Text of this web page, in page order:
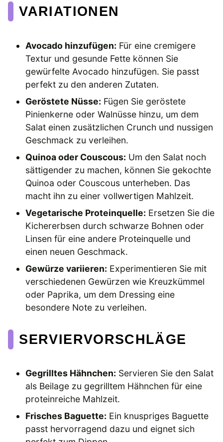
VARIATIONEN
Avocado hinzufügen: Für eine cremigere
Textur und gesunde Fette können Sie
gewürfelte Avocado hinzufügen. Sie passt
perfekt zu den anderen Zutaten.
Geröstete Nüsse: Fügen Sie geröstete
Pinienkerne oder Walnüsse hinzu, um dem
Salat einen zusätzlichen Crunch und nussigen
Geschmack zu verleihen.
Quinoa oder Couscous: Um den Salat noch
sättigender zu machen, können Sie gekochte
Quinoa oder Couscous unterheben. Das
macht ihn zu einer vollwertigen Mahlzeit.
Vegetarische Proteinquelle: Ersetzen Sie die
Kichererbsen durch schwarze Bohnen oder
Linsen für eine andere Proteinquelle und
einen neuen Geschmack.
Gewürze variieren: Experimentieren Sie mit
verschiedenen Gewürzen wie Kreuzkümmel
oder Paprika, um dem Dressing eine
besondere Note zu verleihen.
SERVIERVORSCHLÄGE
Gegrilltes Hähnchen: Servieren Sie den Salat
als Beilage zu gegrilltem Hähnchen für eine
proteinreiche Mahlzeit.
Frisches Baguette: Ein knuspriges Baguette
passt hervorragend dazu und eignet sich